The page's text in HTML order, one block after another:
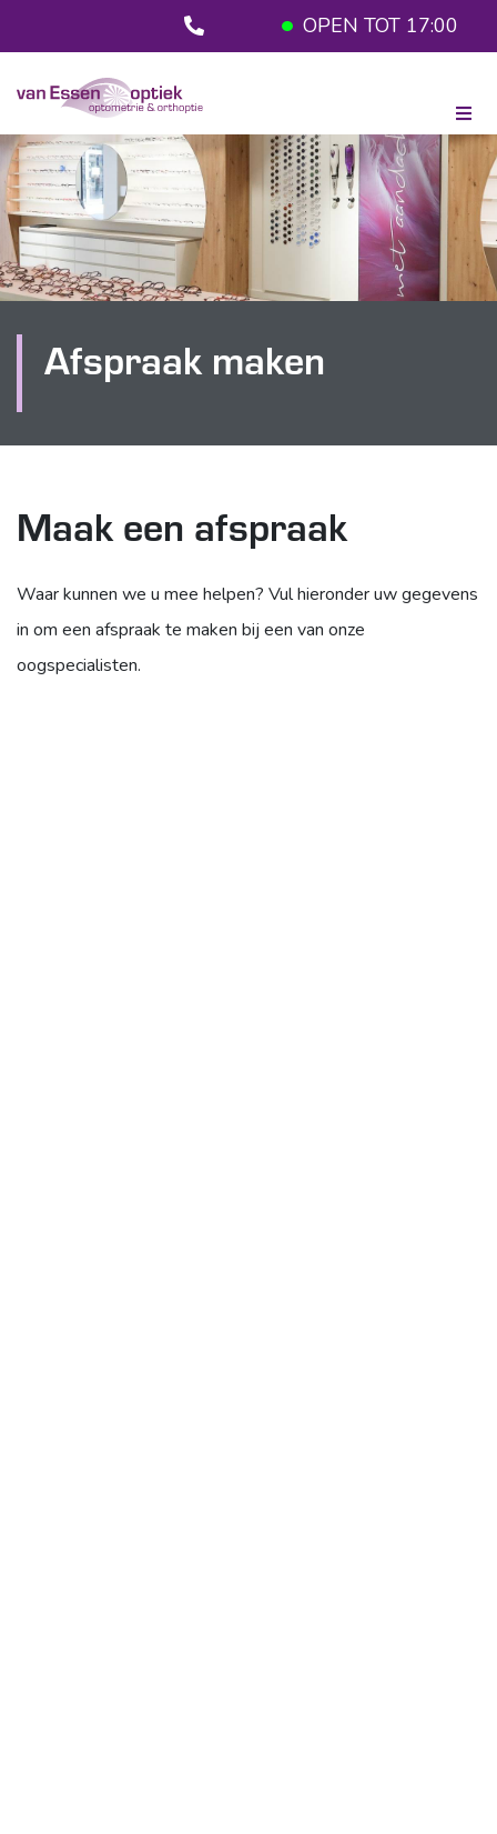
OPEN TOT 17:00
Afspraak maken
Maak een afspraak
Waar kunnen we u mee helpen? Vul hieronder uw gegevens
in om een afspraak te maken bij een van onze
oogspecialisten.